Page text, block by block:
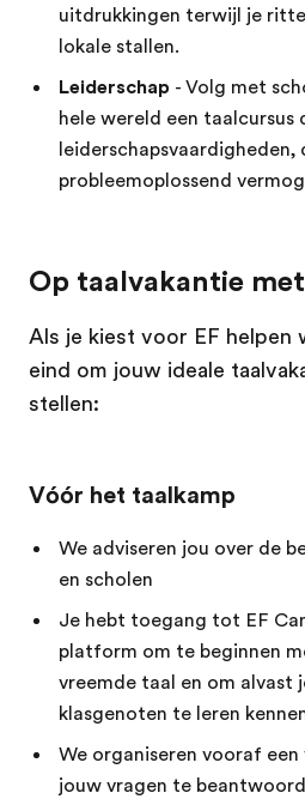
uitdrukkingen terwijl je
lokale stallen.
Leiderschap - Volg met
hele wereld een taalcursus
probleemoplossend
Op taalvakantie met
Als je kiest voor EF helpen
eind om jouw ideale
stellen:
Vóór het taalkamp
We adviseren jou over de
en scholen
Je hebt toegang tot EF
platform om te beginnen
vreemde taal en om alvast
klasgenoten te leren
We organiseren vooraf een
jouw vragen te